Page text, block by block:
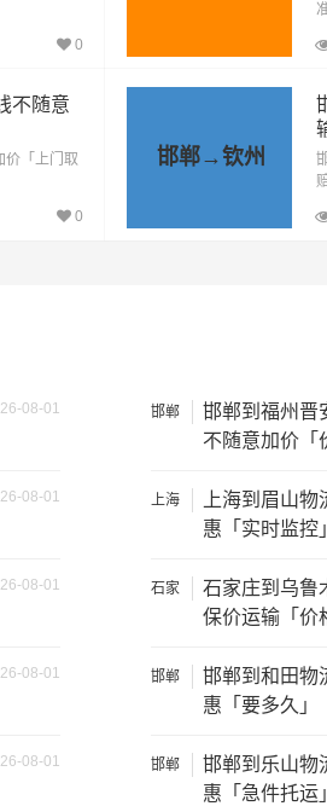
2383公里
方式通常是按单价×公里，以上报价
0
不随意
价「上门取
0
邯郸→钦州
08-01
08-01
08-01
08-01
08-01
邯郸
邯郸到福州晋
不随意加价「
上海
上海到眉山
惠「实时监控」
石家
石家庄到乌鲁
保价运输「价
邯郸
邯郸到和田物
惠「要多久」
邯郸
邯郸到乐山物
惠「急件托运」